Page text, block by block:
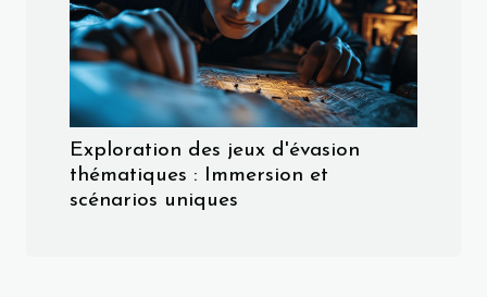
Exploration des jeux d'évasion
thématiques : Immersion et
scénarios uniques